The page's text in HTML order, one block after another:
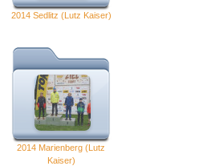
2014 Sedlitz (Lutz Kaiser)
2014 Marienberg (Lutz
Kaiser)